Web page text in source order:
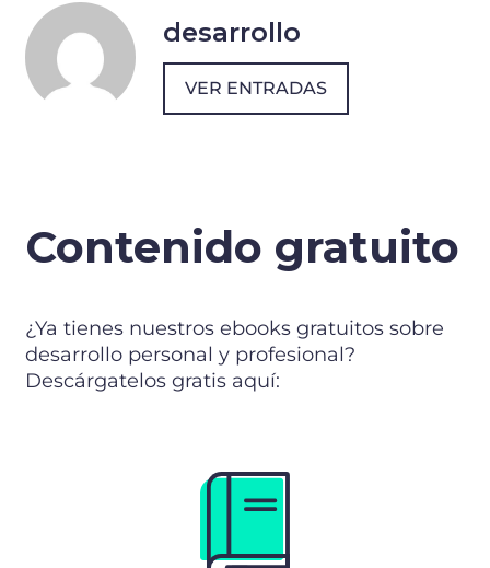
desarrollo
VER ENTRADAS
Contenido gratuito
¿Ya tienes nuestros ebooks gratuitos sobre
desarrollo personal y profesional?
Descárgatelos gratis aquí: